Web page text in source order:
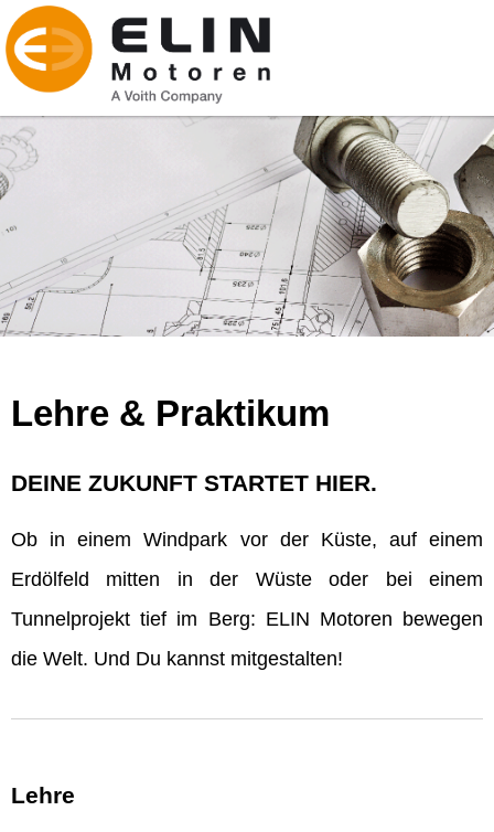
Lehre & Praktikum
DEINE ZUKUNFT STARTET HIER.
Ob in einem Windpark vor der Küste, auf einem
Erdölfeld mitten in der Wüste oder bei einem
Tunnelprojekt tief im Berg: ELIN Motoren bewegen
die Welt. Und Du kannst mitgestalten!
Lehre